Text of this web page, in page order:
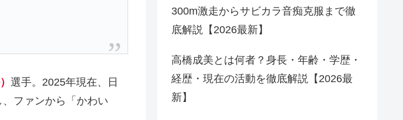
選手。2025年現在、日
ファンから「かわい
300m激走からサビカラ音痴克服まで徹
底解説【2026最新】
高橋成美とは何者？身長・年齢・学歴・
経歴・現在の活動を徹底解説【2026最
新】